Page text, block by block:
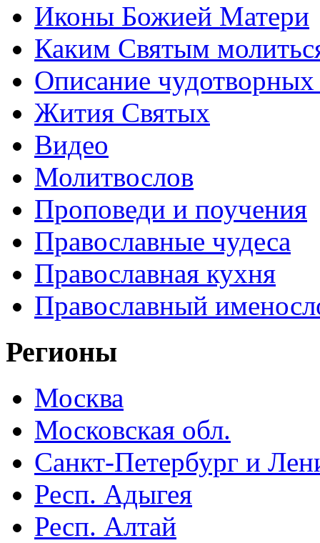
Иконы Божией Матери
Каким Святым
Описание
Жития Святых
Видео
Молитвослов
Проповеди и поучения
Православные чудеса
Православная кухня
Православный
Регионы
Москва
Московская обл.
Санкт-Петербург и
Респ. Адыгея
Респ. Алтай